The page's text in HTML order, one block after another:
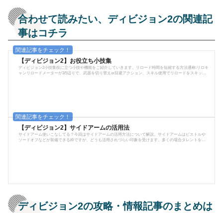
合わせて読みたい、ディビジョン2の関連記
事はコチラ
【ディビジョン2】お役立ち小技集
ディビジョン2小技集役に立つ小技や機能をご紹介していきます。リロード時間を短縮する方法通称:リロキ
ャンリロードメーターが3/5辺りで、武器を切り替えor回避アクション、スキル使用でリロードをスキップ
【ディビジョン2】サイドアームの活用法
サイドアーム使いこなしてる？今回はサイドアームの活用方法について解説。サイドアームはピストルや
ソードオフなどが装備できる枠ですが、どうも活用されづらい印象を受けます。多くの場合タレントを発
ディビジョン2の攻略・情報記事のまとめは